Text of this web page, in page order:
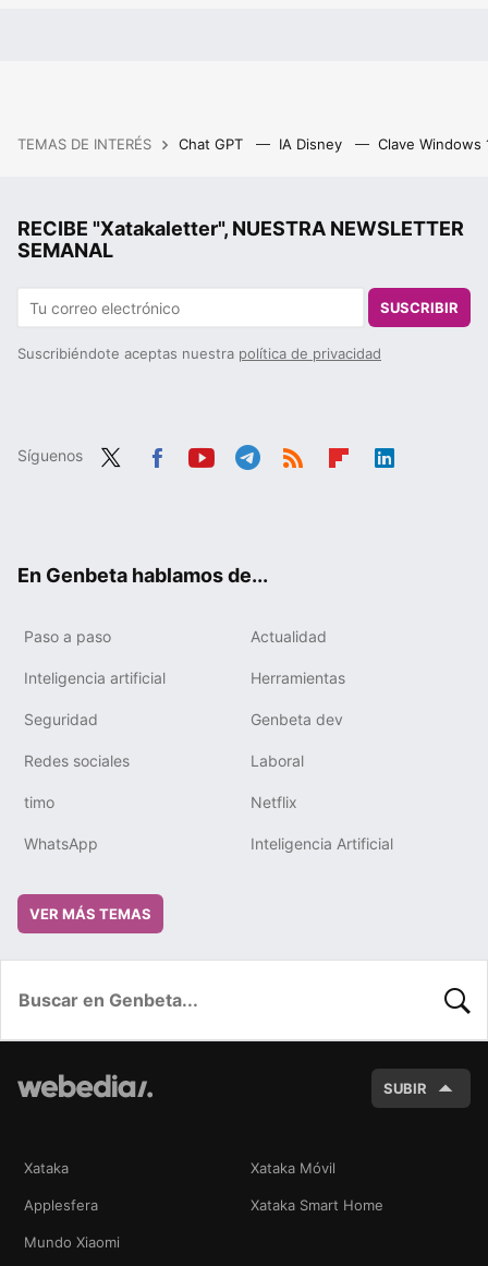
TEMAS DE INTERÉS Chat GPT IA Disney Clave Windows
RECIBE "Xatakaletter", NUESTRA NEWSLETTER
SEMANAL
SUSCRIBIR
Suscribiéndote aceptas nuestra política de privacidad
Síguenos
En Genbeta hablamos de...
Paso a paso Actualidad
Inteligencia artificial Herramientas
Seguridad Genbeta dev
Redes sociales Laboral
timo Netflix
WhatsApp Inteligencia Artificial
VER MÁS TEMAS
SUBIR
Xataka Xataka Móvil
Applesfera Xataka Smart Home
Mundo Xiaomi